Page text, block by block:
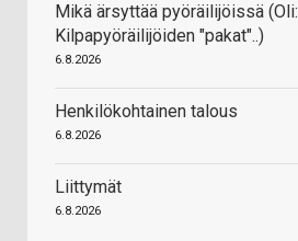
Mikä ärsyttää pyöräilijöissä (Oli:
Kilpapyöräilijöiden "pakat"..)
6.8.2026
Henkilökohtainen talous
6.8.2026
Liittymät
6.8.2026